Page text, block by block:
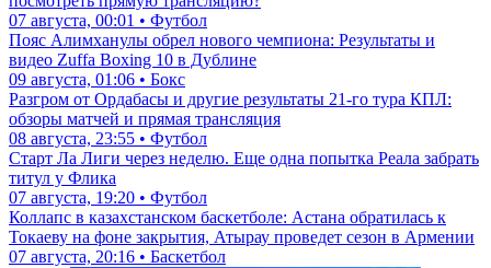
07 августа, 00:01 • Футбол
Пояс Алимханулы обрел нового чемпиона: Результаты и
видео Zuffa Boxing 10 в Дублине
09 августа, 01:06 • Бокс
Разгром от Ордабасы и другие результаты 21-го тура КПЛ:
обзоры матчей и прямая трансляция
08 августа, 23:55 • Футбол
Старт Ла Лиги через неделю. Еще одна попытка Реала забрать
титул у Флика
07 августа, 19:20 • Футбол
Коллапс в казахстанском баскетболе: Астана обратилась к
Токаеву на фоне закрытия, Атырау проведет сезон в Армении
07 августа, 20:16 • Баскетбол